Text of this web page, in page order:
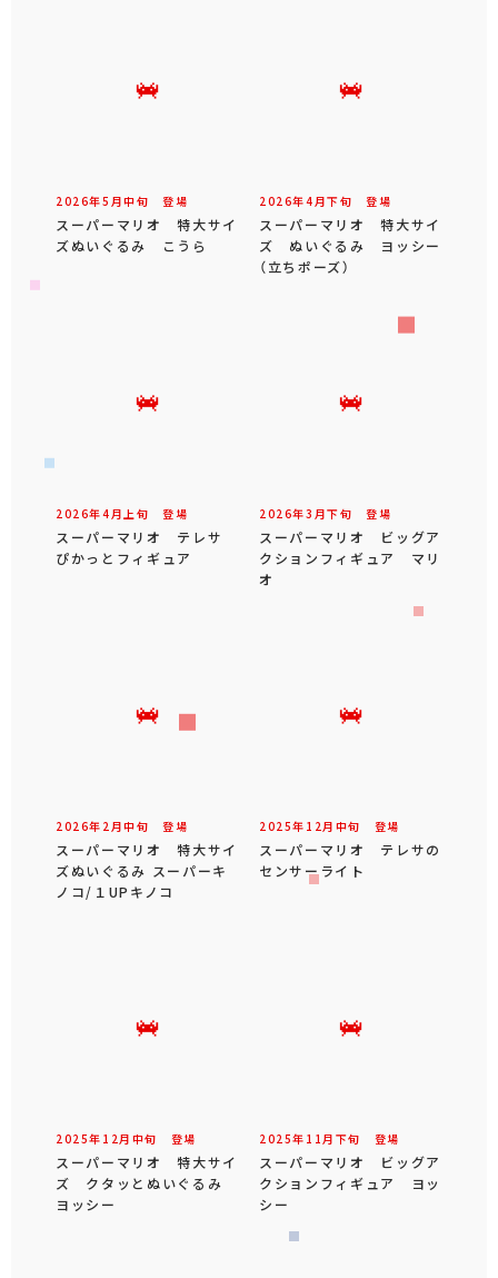
2026年5 月中旬 登場
スーパーマリオ 特大サイ
ズぬいぐるみ こうら
2026年4 月下旬 登場
スーパーマリオ 特大サイ
ズ ぬいぐるみ ヨッシー
（立ちポーズ）
2026年4 月 上旬 登場
スーパーマリオ テレサ
ぴかっとフィギュア
2026年3 月下旬 登場
スーパーマリオ ビッグア
クションフィギュア マリ
オ
2026年 2 月中旬 登場
スーパーマリオ 特大サイ
ズぬいぐるみ スーパーキ
ノコ/１UPキノコ
2025年 12 月 中旬 登場
スーパーマリオ テレサの
センサーライト
2025年 12 月 中旬 登場
スーパーマリオ 特大サイ
ズ クタッとぬいぐるみ
ヨッシー
2025年 11 月 下旬 登場
スーパーマリオ ビッグア
クションフィギュア ヨッ
シー